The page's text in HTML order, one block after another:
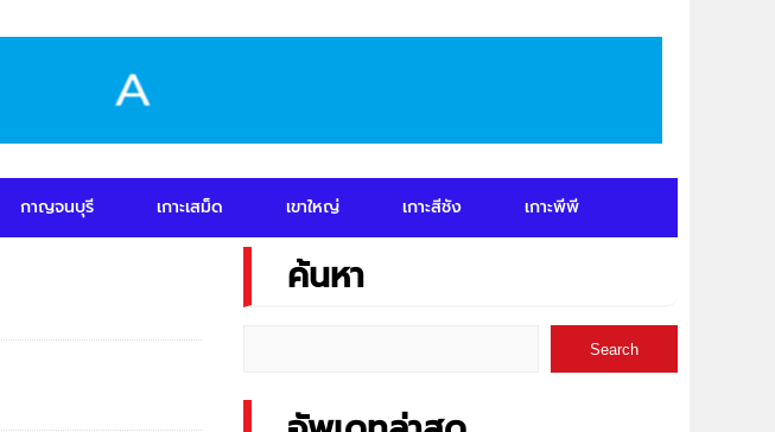
กาญจนบุรี เกาะเสม็ด เขาใหญ่ เกาะสีชัง เกาะพีพี
ค้นหา
Search